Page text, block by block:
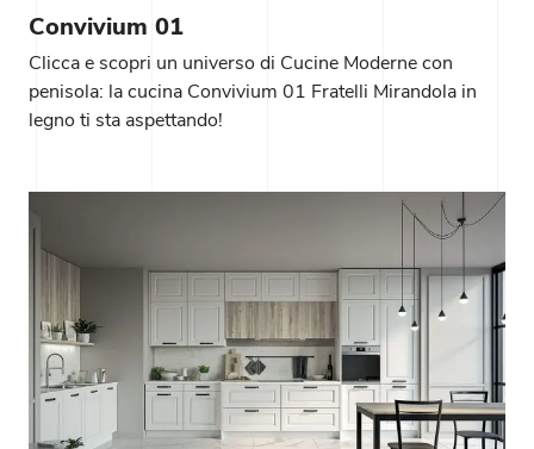
Convivium 01
Clicca e scopri un universo di Cucine Moderne con
penisola: la cucina Convivium 01 Fratelli Mirandola in
legno ti sta aspettando!